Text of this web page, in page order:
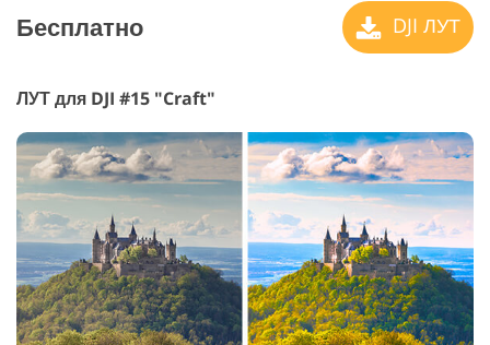
Бесплатно DJI ЛУТ
ЛУТ для DJI #15 "Craft"